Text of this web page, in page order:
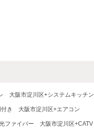
大阪市淀川区+システムキッチン
き 大阪市淀川区+エアコン
ファイバー 大阪市淀川区+CATV